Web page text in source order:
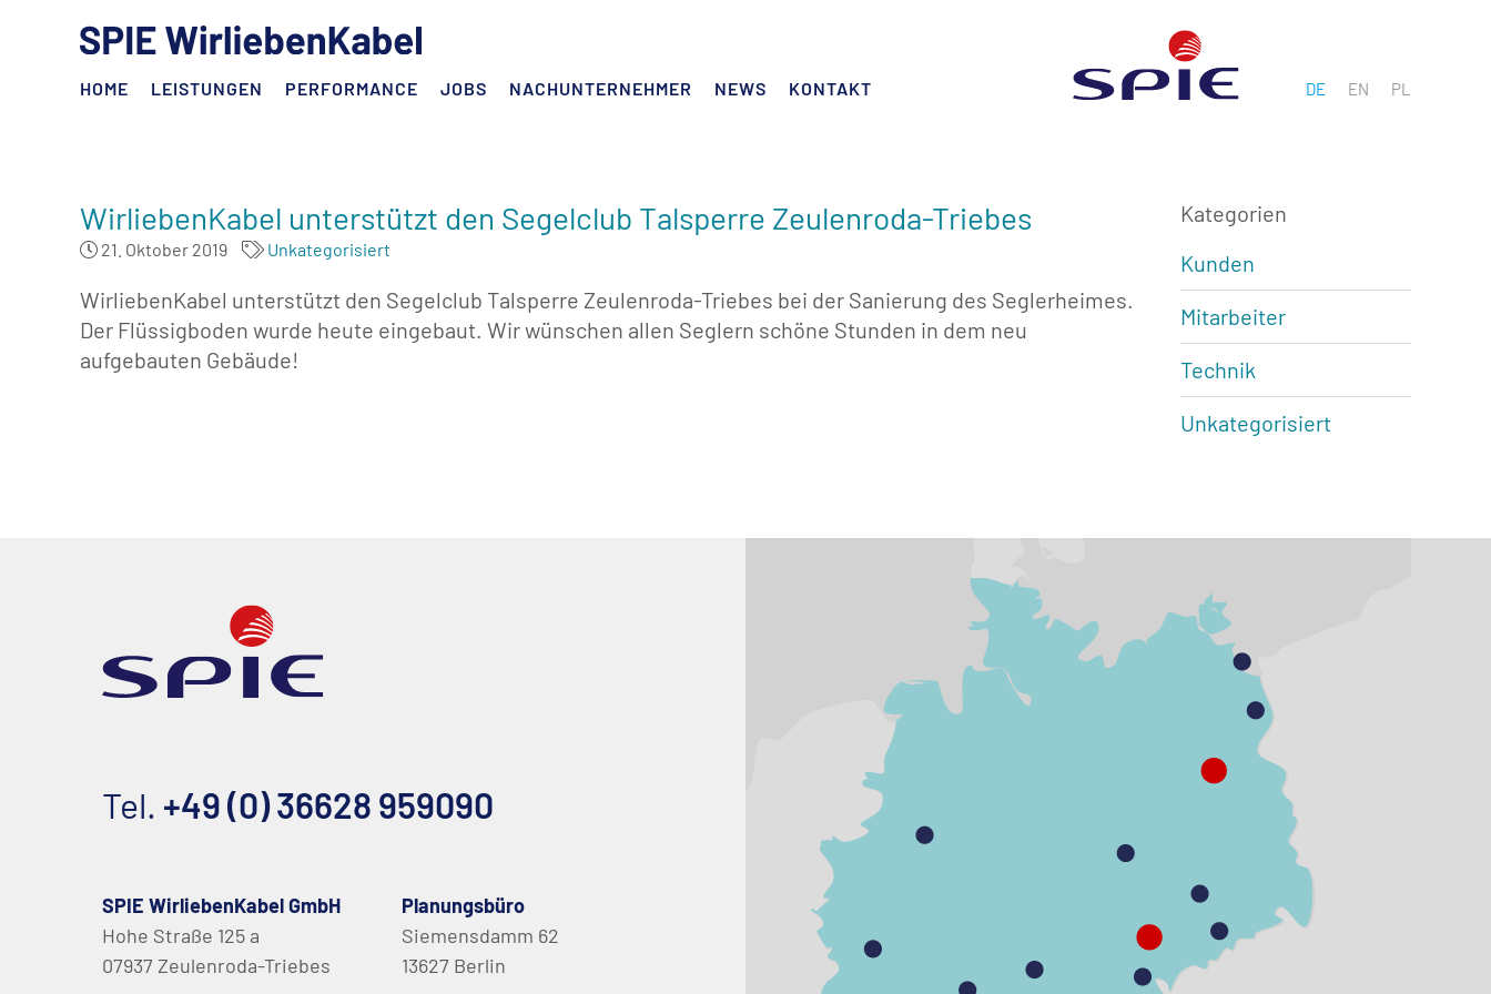
HOME LEISTUNGEN PERFORMANCE JOBS NACHUNTERNEHMER NEWS KONTAKT DE EN PL
WirliebenKabel unterstützt den Segelclub Talsperre Zeulenroda-Triebes
21. Oktober 2019 Unkategorisiert
WirliebenKabel unterstützt den Segelclub Talsperre Zeulenroda-Triebes bei der Sanierung des Seglerheimes.
Der Flüssigboden wurde heute eingebaut. Wir wünschen allen Seglern schöne Stunden in dem neu
aufgebauten Gebäude!
Kategorien
Kunden
Mitarbeiter
Technik
Unkategorisiert
Tel. +49 (0) 36628 959090
SPIE WirliebenKabel GmbH
Hohe Straße 125 a
07937 Zeulenroda-Triebes
Planungsbüro
Siemensdamm 62
13627 Berlin